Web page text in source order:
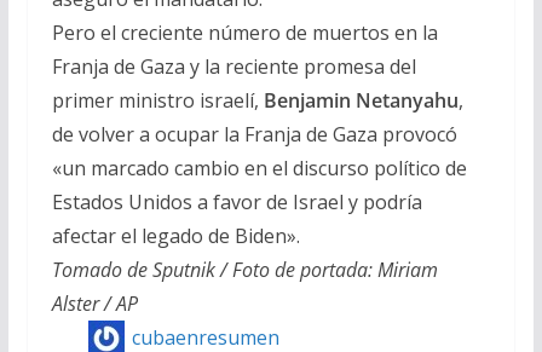
Pero el creciente número de muertos en la
Franja de Gaza y la reciente promesa del
primer ministro israelí, Benjamin Netanyahu,
de volver a ocupar la Franja de Gaza provocó
«un marcado cambio en el discurso político de
Estados Unidos a favor de Israel y podría
afectar el legado de Biden».
Tomado de Sputnik / Foto de portada: Miriam
Alster / AP
cubaenresumen